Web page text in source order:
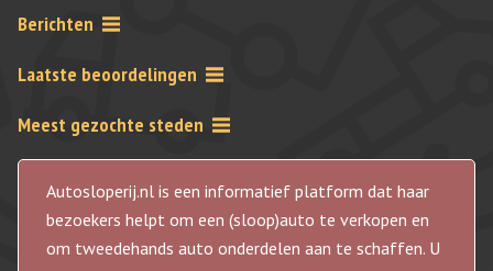
Berichten
Laatste beoordelingen
Meest gezochte steden
Autosloperij.nl is een informatief platform dat haar
bezoekers helpt om een (sloop)auto te verkopen en
om tweedehands auto onderdelen aan te schaffen. U